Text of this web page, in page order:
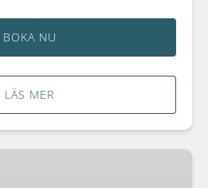
BOKA NU
LÄS MER